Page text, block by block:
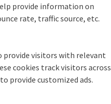
provide information on
rate, traffic source, etc.
provide visitors with relevant
cookies track visitors across
provide customized ads.